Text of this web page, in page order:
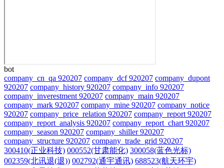
bot
company_cn_qa 920207 company_dcf 920207 company_dupont
920207 company_history 920207 company_info 920207
company_inverestment 920207 company_main 920207
company_mark 920207 company_mine 920207 company_notice
920207 company_price_relation 920207 company_report 920207
company_report_analysis 920207 company_report_chart 920207
company_season 920207 company_shiller 920207
company_structure 920207 company_trade_grid 920207
300410(正业科技) 000552(甘肃能化) 300058(蓝色光标)
002359(北讯退(退)) 002792(通宇通讯) 688523(航天环宇)